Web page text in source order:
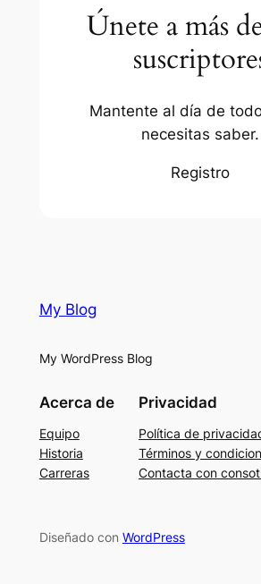
Únete a más
Mantente al día de
necesitas saber.
Registro
My Blog
My WordPress Blog
Acerca de
Equipo
Historia
Carreras
Privacidad
Política de
Términos y
Contacta con
Diseñado con WordPress